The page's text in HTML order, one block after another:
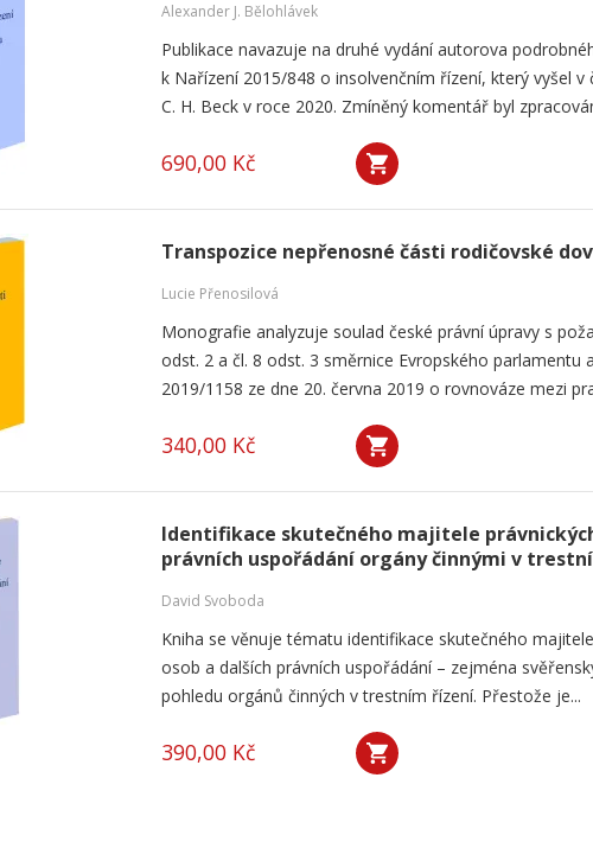
Alexander J. Bělohlávek
Publikace navazuje na druhé vydání autorova
k Nařízení 2015/848 o insolvenčním řízení, který vyšel v
C. H. Beck v roce 2020. Zmíněný komentář byl
690,00 Kč
Transpozice nepřenosné části rodičovské
Lucie Přenosilová
Monografie analyzuje soulad české právní úpravy s
odst. 2 a čl. 8 odst. 3 směrnice Evropského parlamentu
2019/1158 ze dne 20. června 2019 o rovnováze mezi
340,00 Kč
Identifikace skutečného majitele
právních uspořádání orgány činnými v
David Svoboda
Kniha se věnuje tématu identifikace skutečného
osob a dalších právních uspořádání – zejména
pohledu orgánů činných v trestním řízení. Přestože je...
390,00 Kč